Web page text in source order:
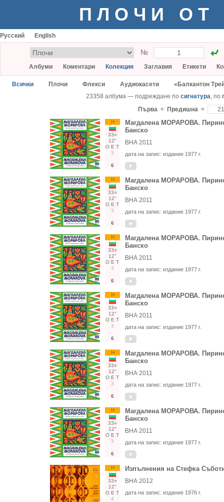
ПЛОЧИ ОТ
Русский English
№
Албуми Коментари Колекция Заглавия Етикети
Всички Плочи Флекси Аудиокасети
«Балкантон
23358 албума — подреждане по сигнатура, по
Първа « Предишна «
Н
33○
12"
О Е Т
3
6
Магдалена МОРАРОВА.
Банско
ВНА 2011
дата на запис: издание 1977 г.
Н
33○
12"
О Е Т
3
6
Магдалена МОРАРОВА.
Банско
ВНА 2011
дата на запис: издание 1977 г.
Н
33○
12"
О Е Т
3
6
Магдалена МОРАРОВА.
Банско
ВНА 2011
дата на запис: издание 1977 г.
Н
33○
12"
О Е Т
3
6
Магдалена МОРАРОВА.
Банско
ВНА 2011
дата на запис: издание 1977 г.
Н
33○
12"
О Е Т
3
6
Магдалена МОРАРОВА.
Банско
ВНА 2011
дата на запис: издание 1977 г.
Н
33○
12"
О Е Т
3
6
Магдалена МОРАРОВА.
Банско
ВНА 2011
дата на запис: издание 1977 г.
Н
33○
12"
О Е Т
4
Изпълнения на Стефка
ВНА 2012
дата на запис: издание 1976 г.